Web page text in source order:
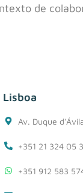
de
Lisboa
Av. Duque
+351 21 324 05
+351 912 583